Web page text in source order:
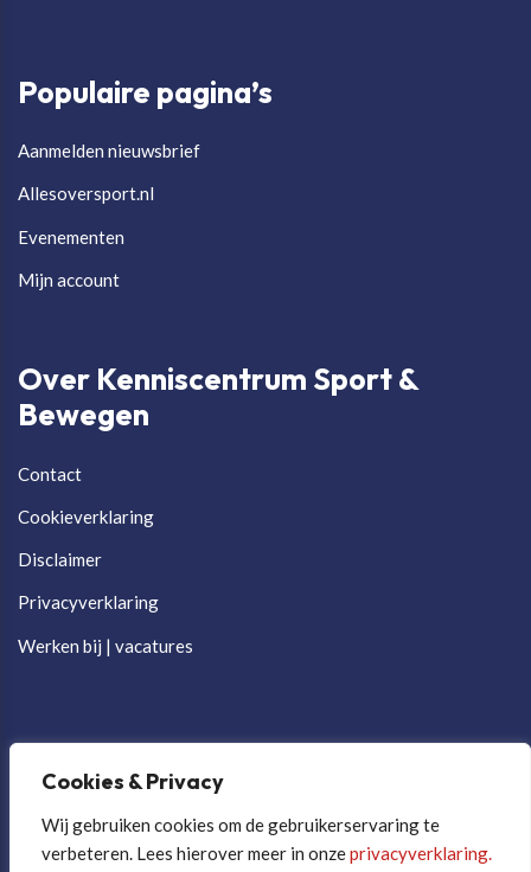
Cookies & Privacy
Wij gebruiken cookies om de gebruikerservaring te
verbeteren. Lees hierover meer in onzeprivacyverklaring.
Populaire pagina’s
Aanmelden nieuwsbrief
Allesoversport.nl
Evenementen
Mijn account
Over Kenniscentrum Sport &
Bewegen
Contact
Cookieverklaring
Disclaimer
Privacyverklaring
Werken bij | vacatures
Cookievoorkeuren aanpassen